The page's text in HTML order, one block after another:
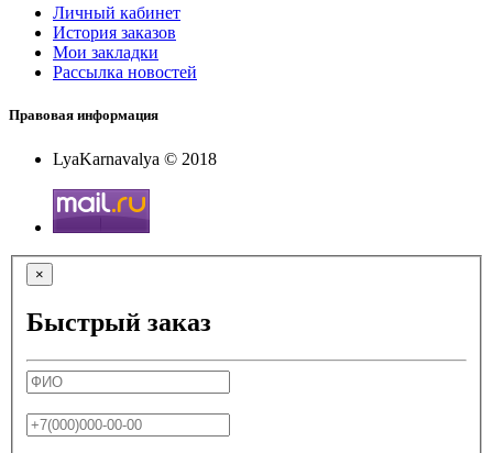
Личный кабинет
История заказов
Мои закладки
Рассылка новостей
Правовая информация
LyaKarnavalya © 2018
×
Быстрый заказ